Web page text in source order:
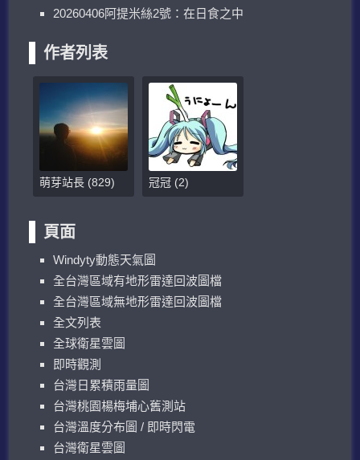
20260406阿提米絲2號：在日食之中
作者列表
萌芽站長 (829) 冠冠 (2)
頁面
W​​indyty動態天氣圖
全台灣區域有地形雷達回波圖檔
全台灣區域無地形雷達回波圖檔
全文列表
全球衛星雲圖
即時觀測
台灣日累積雨量圖
台灣桃園楊梅埔心舊測站
台灣溫度分布圖 / 即時閃電
台灣衛星雲圖